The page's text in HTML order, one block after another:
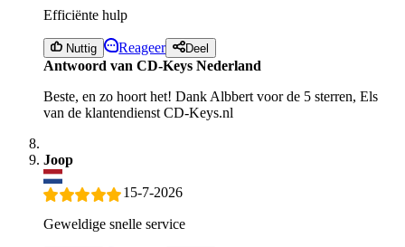
Efficiënte hulp
Nuttig Reageer Deel
Antwoord van CD-Keys Nederland
Beste, en zo hoort het! Dank Albbert voor de 5 sterren, Els
van de klantendienst CD-Keys.nl
Joop
15-7-2026
Geweldige snelle service